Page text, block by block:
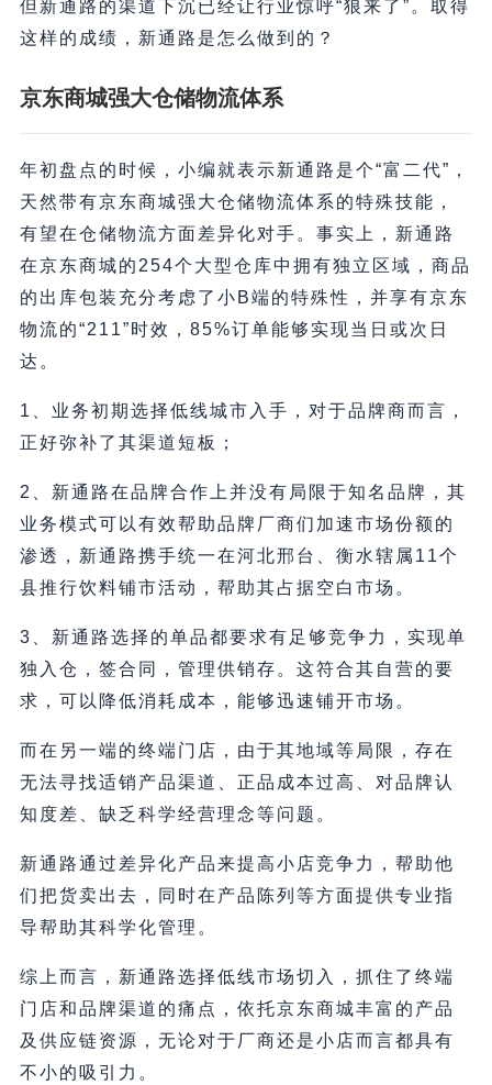
但新通路的渠道下沉已经让行业惊呼“狼来了”。取得
这样的成绩，新通路是怎么做到的？
京东商城强大仓储物流体系
年初盘点的时候，小编就表示新通路是个“富二代”，
天然带有京东商城强大仓储物流体系的特殊技能，
有望在仓储物流方面差异化对手。事实上，新通路
在京东商城的254个大型仓库中拥有独立区域，商品
的出库包装充分考虑了小B端的特殊性，并享有京东
物流的“211”时效，85%订单能够实现当日或次日
达。
1、业务初期选择低线城市入手，对于品牌商而言，
正好弥补了其渠道短板；
2、新通路在品牌合作上并没有局限于知名品牌，其
业务模式可以有效帮助品牌厂商们加速市场份额的
渗透，新通路携手统一在河北邢台、衡水辖属11个
县推行饮料铺市活动，帮助其占据空白市场。
3、新通路选择的单品都要求有足够竞争力，实现单
独入仓，签合同，管理供销存。这符合其自营的要
求，可以降低消耗成本，能够迅速铺开市场。
而在另一端的终端门店，由于其地域等局限，存在
无法寻找适销产品渠道、正品成本过高、对品牌认
知度差、缺乏科学经营理念等问题。
新通路通过差异化产品来提高小店竞争力，帮助他
们把货卖出去，同时在产品陈列等方面提供专业指
导帮助其科学化管理。
综上而言，新通路选择低线市场切入，抓住了终端
门店和品牌渠道的痛点，依托京东商城丰富的产品
及供应链资源，无论对于厂商还是小店而言都具有
不小的吸引力。